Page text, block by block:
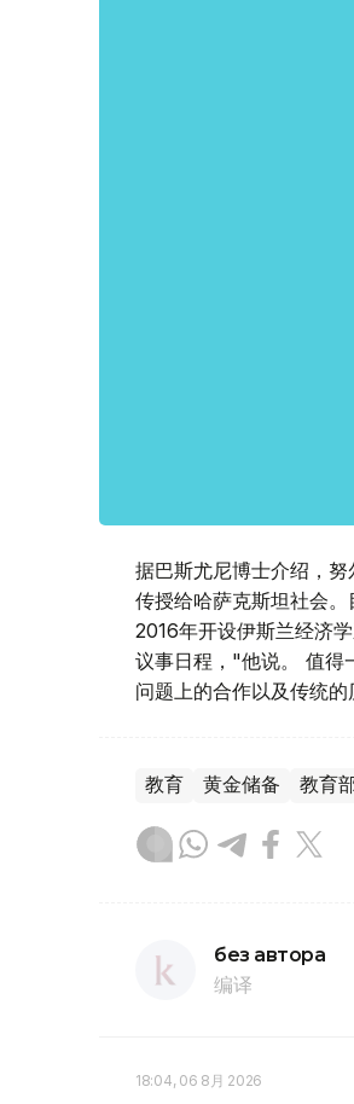
据巴斯尤尼博士介绍，
传授给哈萨克斯坦社会
2016年开设伊斯兰经济
议事日程，"他说。 值得
问题上的合作以及传统的
教育 黄金储备 教育
без автора
编译
18:04, 06 8月 2026